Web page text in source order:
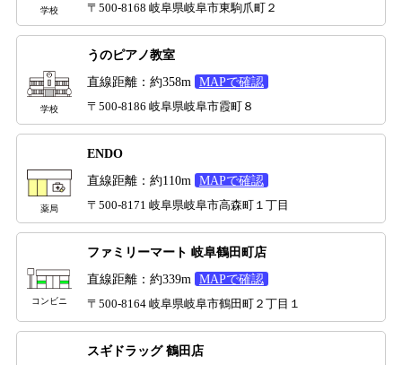
学校 〒500-8168 岐阜県岐阜市東駒爪町２
学校
うのピアノ教室
直線距離：約358m
MAPで確認
〒500-8186 岐阜県岐阜市霞町８
薬局
ENDO
直線距離：約110m
MAPで確認
〒500-8171 岐阜県岐阜市高森町１丁目
コンビニ
ファミリーマート 岐阜鶴田町店
直線距離：約339m
MAPで確認
〒500-8164 岐阜県岐阜市鶴田町２丁目１
スギドラッグ 鶴田店